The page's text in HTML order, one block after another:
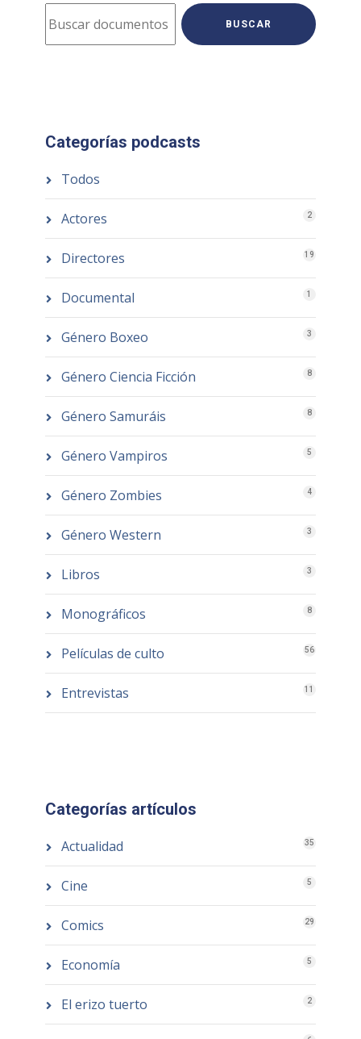
BUSCAR
Categorías podcasts
Todos
Actores 2
Directores 19
Documental 1
Género Boxeo 3
Género Ciencia Ficción 8
Género Samuráis 8
Género Vampiros 5
Género Zombies 4
Género Western 3
Libros 3
Monográficos 8
Películas de culto 56
Entrevistas 11
Categorías artículos
Actualidad 35
Cine 5
Comics 29
Economía 5
El erizo tuerto 2